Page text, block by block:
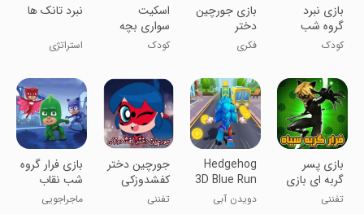
بازی نبرد
گروه شب
نقاب و رومئو
کودک
بازی جورچین
دختر
کفشدوزکی
فکری
اسکیت
سواری بچه
رییس
کودک
‏نبرد تانک ها
استراتژی
بازی پسر
گربه ای بازی
جدید
تفننی
Hedgehog
3D Blue Run
دویدن آبی
‏جورچین دختر
کفشدوزکی
تفننی
بازی فرار گروه
شب نقاب
ماجراجویی